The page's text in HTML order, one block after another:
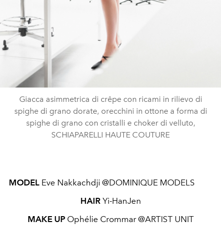
Giacca asimmetrica di crêpe con ricami in rilievo di
spighe di grano dorate, orecchini in ottone a forma di
spighe di grano con cristalli e choker di velluto,
SCHIAPARELLI HAUTE COUTURE
MODEL Eve Nakkachdji @DOMINIQUE MODELS
HAIR Yi-HanJen
MAKE UPOphélie Crommar @ARTIST UNIT